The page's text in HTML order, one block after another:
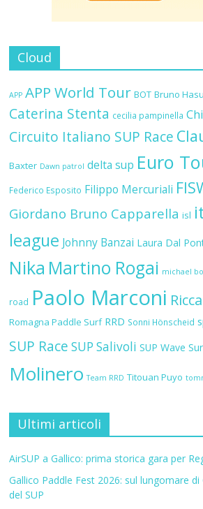
Cloud
APP APP World Tour BOT Bruno
Caterina Stenta cecilia pampinella
Circuito Italiano SUP Race
Baxter Dawn patrol delta sup Euro
Federico Esposito Filippo Mercuriali
Giordano Bruno Capparella isl
league Johnny Banzai Laura Dal
Nika Martino Rogai michael
road Paolo Marconi
Romagna Paddle Surf RRD Sonni Hönscheid
SUP Race SUP Salivoli SUP Wave
Molinero Team RRD Titouan Puyo
Ultimi articoli
AirSUP a Gallico: prima storica gara per
Gallico Paddle Fest 2026: sul lungomare
del SUP